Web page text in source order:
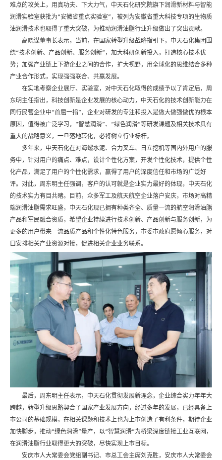
难点的攻关上，用真功夫、下大力气，中天石化研究院旗下润滑新材料与智能
润滑实验室获批为“安徽省重点实验室”，被列为安徽省重大科技专项的生物质
油润滑技术也取得了重大突破，为推动润滑油脂行业升级做出了突出贡献。
高晓谋董事长表示，当前，在国家转型升级战略指引下，中天石化集团围
绕“技术创新、产品创新、服务创新”，加大科研创新投入，打造核心技术优
势；加强产业链上下游企业之间的合作，扩大视野，用全球化的思维结合多种
产业合作形式，实现强强联合、共赢发展。
在实地考察企业展厅、实验室，对中天石化取得的成绩予以了肯定后，周
东明主任指出，科技创新是企业发展的核心动力，中天石化的技术创新能力在
同行民营企业中“首屈一指”，企业对研发的专注和投入是做大做强做优的根本
原因，值得被广泛学习，“智慧润滑”、“绿色润滑”等研发课题及相关技术具有
重大的战略意义，一旦落地转化，必将树立行业标杆。
多年来，中天石化在对海螺水泥、合力叉车、日立挖机等国内外用户的服
务中，针对用户的痛点、难点，设计个性化方案，开发个性化技术，提供个性
化产品，满足了用户的个性化需求，赢得了用户的深度信任和市场的广泛好
评。对此，周东明主任强调，客户的认可就是企业实力最好的体现，中天石化
的技术实力有目共睹。目前，众多军工及航天航空企业落户安庆，市场对高精
端润滑油脂需求旺盛，中天石化现已拥有种类齐全、质量一流的航空润滑油脂
产品和军民融合资质，希望企业持续进行技术创新、产品创新与服务创新，为
更多的用户带来一流品质产品和个性化特色服务，市委市政府愿倾心服务，对
口安排相关产业资源对接，促进相关企业业务联系。
最后，周东明主任表示，中天石化贯彻发展新理念，企业综合实力年年大
跨越，转型升级思路契合了国家产业发展方向，经过多年的发展，已经具备上
市公司的基础规模，在相关课题和技术上也为上市创造了有利条件，期待企业
加快脚步，推动“绿色润滑”量产，以“智慧润滑”为桥梁深度链接工业互联网，
在润滑油脂行业取得更大的突破，尽快实现上市目标。
安庆市人大常委会党组副书记、市总工会主席刘克胜，安庆市人大常委会